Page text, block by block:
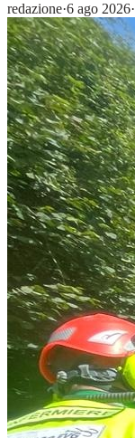
redazione·6 ago 2026·